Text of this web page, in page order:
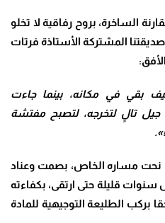
الساخرة، بروح رفاقية لا تخلو
المشتركة الأستاذة فرتات
بقي في مكانه، بينما جاءت
جيل تالٍ لتخرجه، لتصبح مفتشة
نحت مساره الخاص، بصمت وعناد
قليلة حتى ارتقى، بكفاءته
بركب الطليعة التوجيهية للمادة